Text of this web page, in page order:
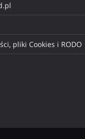
pliki Cookies i RODO